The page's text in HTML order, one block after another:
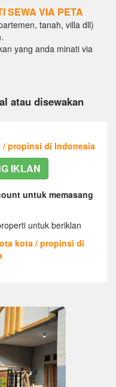
SEWA VIA PETA
tanah, villa dll)
yang anda minati via
atau disewakan
propinsi di Indonesia
IKLAN
untuk memasang
untuk beriklan
kota / propinsi di